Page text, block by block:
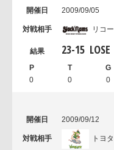
2009/09/05
リコー
23-15 LOSE
0 0 0
2009/09/12
トヨタ